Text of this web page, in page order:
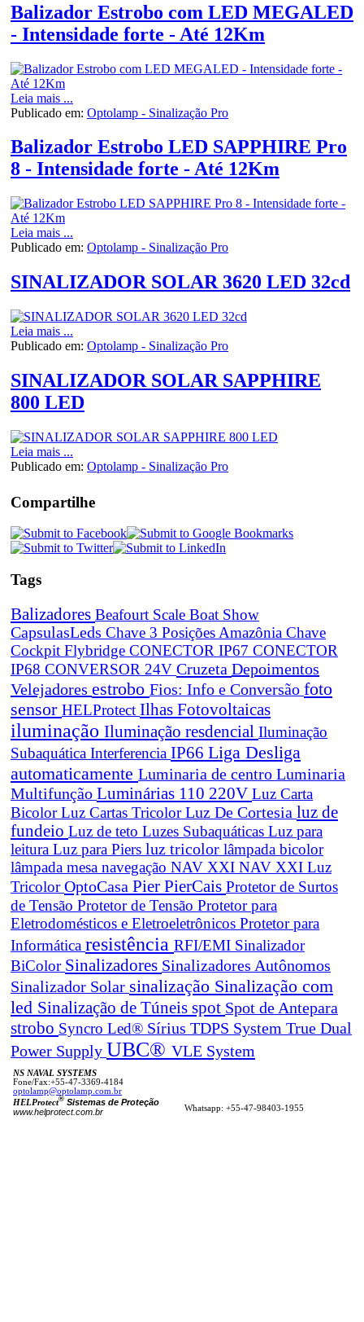
Balizador Estrobo com LED MEGALED
- Intensidade forte - Até 12Km
Leia mais ...
Publicado em: Optolamp - Sinalização Pro
Balizador Estrobo LED SAPPHIRE Pro
8 - Intensidade forte - Até 12Km
Leia mais ...
Publicado em: Optolamp - Sinalização Pro
SINALIZADOR SOLAR 3620 LED 32cd
Leia mais ...
Publicado em: Optolamp - Sinalização Pro
SINALIZADOR SOLAR SAPPHIRE
800 LED
Leia mais ...
Publicado em: Optolamp - Sinalização Pro
Compartilhe
Tags
Balizadores Beafourt Scale Boat Show
CapsulasLeds Chave 3 Posições Amazônia Chave
Cockpit Flybridge CONECTOR IP67 CONECTOR
IP68 CONVERSOR 24V Cruzeta Depoimentos
Velejadores estrobo Fios: Info e Conversão foto
sensor HELProtect Ilhas Fotovoltaicas
iluminação Iluminação resdencial Iluminação
Subaquática Interferencia IP66 Liga Desliga
automaticamente Luminaria de centro Luminaria
Multifunção Luminárias 110 220V Luz Carta
BicolorLuz Cartas TricolorLuz De Cortesia luz de
fundeio Luz de teto Luzes Subaquáticas Luz para
leitura Luz para Piers luz tricolor lâmpada bicolor
lâmpada mesa navegação NAV XXI NAV XXI Luz
TricolorOptoCasa Pier PierCais Protetor de Surtos
de Tensão Protetor de Tensão Protetor para
Eletrodomésticos e Eletroeletrônicos Protetor para
Informática resistência RFI/EMI Sinalizador
BiColor Sinalizadores Sinalizadores Autônomos
Sinalizador Solar sinalização Sinalização com
led Sinalização de Túneis spot Spot de Antepara
strobo Syncro Led® Sírius TDPS System True Dual
Power Supply UBC® VLE System
NS NAVAL SYSTEMS
Fone/Fax:+55-47-3369-4184
optolamp@optolamp.com.br
HELProtect® Sistemas de Proteção
www.helprotect.com.br
Whatsapp: +55-47-98403-1955